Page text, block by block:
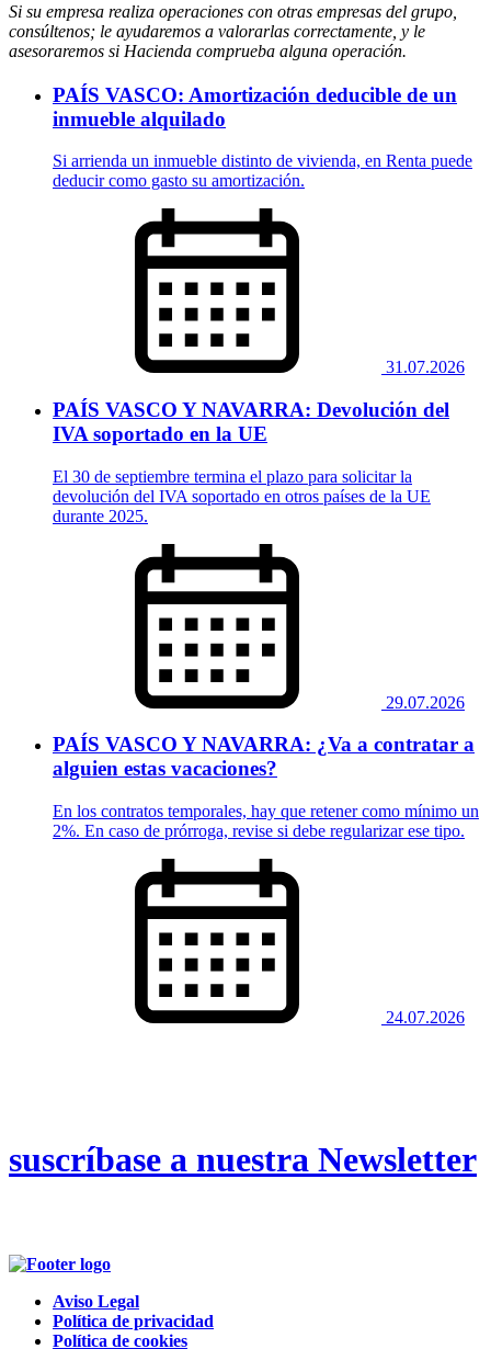
Si su empresa realiza operaciones con otras empresas del grupo,
consúltenos; le ayudaremos a valorarlas correctamente, y le
asesoraremos si Hacienda comprueba alguna operación.
PAÍS VASCO: Amortización deducible de un
inmueble alquilado
Si arrienda un inmueble distinto de vivienda, en Renta puede
deducir como gasto su amortización.
31.07.2026
PAÍS VASCO Y NAVARRA: Devolución del
IVA soportado en la UE
El 30 de septiembre termina el plazo para solicitar la
devolución del IVA soportado en otros países de la UE
durante 2025.
29.07.2026
PAÍS VASCO Y NAVARRA: ¿Va a contratar a
alguien estas vacaciones?
En los contratos temporales, hay que retener como mínimo un
2%. En caso de prórroga, revise si debe regularizar ese tipo.
24.07.2026
suscríbase a nuestra Newsletter
Aviso Legal
Política de privacidad
Política de cookies